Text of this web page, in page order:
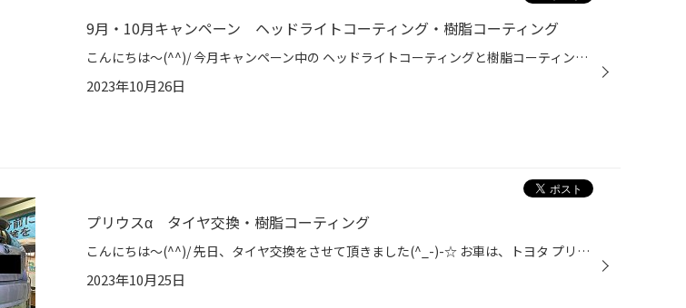
9月・10月キャンペーン ヘッドライトコーティング・樹脂コーティング
こんにちは～(^^)/ 今月キャンペーン中の ヘッドライトコーティングと樹脂コーティング させて頂きました(^_-)-☆ お車は、スズキ スイフトスポーツ デス!! 右側(運転席)ヘッドライトだけがかなり曇っていました。 お客様に聞いてみると、太陽の光が右側に良くあたるみたいです('_') 曇りをしっかり...
2023年10月26日
プリウスα タイヤ交換・樹脂コーティング
こんにちは～(^^)/ 先日、タイヤ交換をさせて頂きました(^_-)-☆ お車は、トヨタ プリウスα デス!! タイヤの残溝が3～4ｍｍぐらいで、ヒビ割れが少しあったので 交換させて頂きました♪♪ 月に数回、高速道路を使われるという事で 高速道路走行重視の雨にも強い プレイズPX-RVⅡ 205/60R16 にしました!!...
2023年10月25日